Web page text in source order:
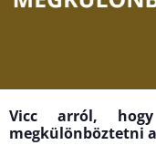
Vicc arról,
megkülönböztetni